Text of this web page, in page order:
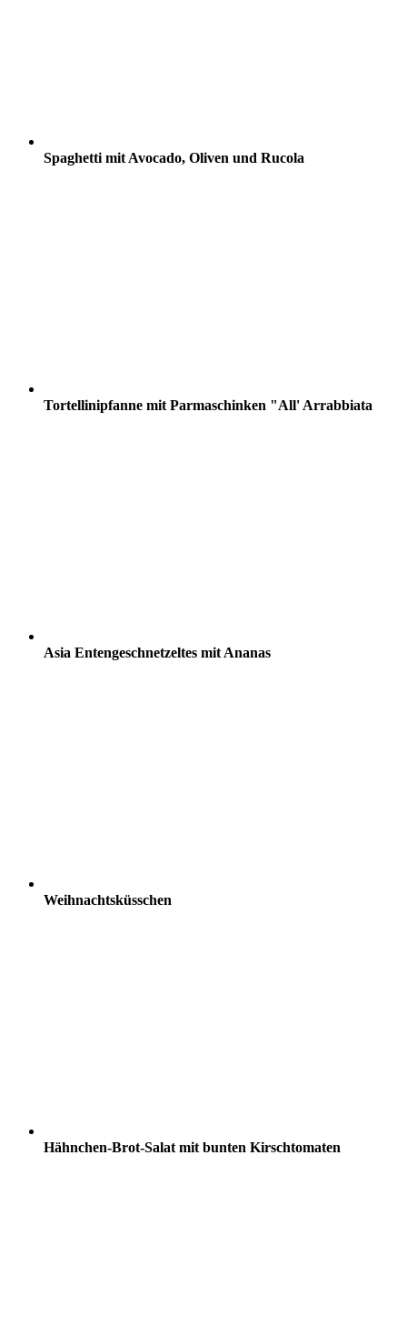
Spaghetti mit Avocado, Oliven und Rucola
Tortellinipfanne mit Parmaschinken "All' Arrabbiata
Asia Entengeschnetzeltes mit Ananas
Weihnachtsküsschen
Hähnchen-Brot-Salat mit bunten Kirschtomaten